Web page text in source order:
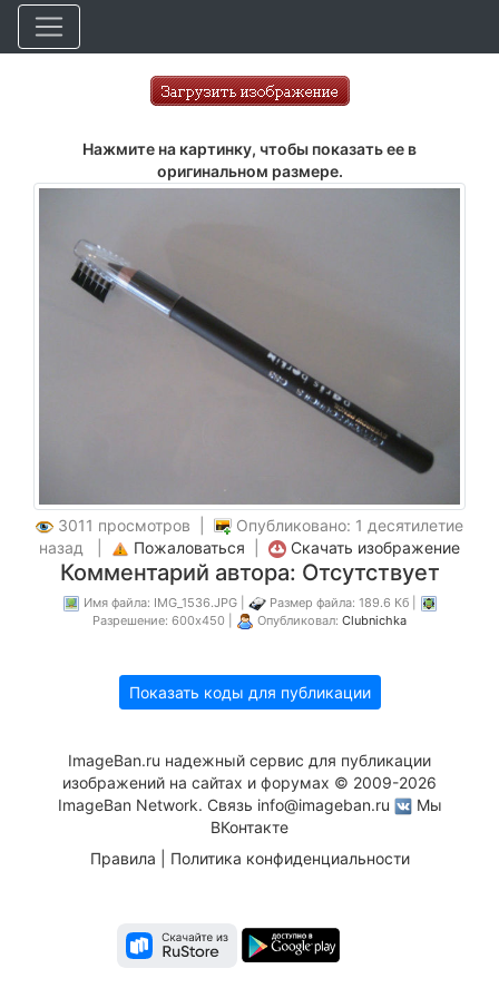
Нажмите на картинку, чтобы показать ее в
оригинальном размере.
3011 просмотров |
Опубликовано: 1 десятилетие
назад |
Пожаловаться Скачать изображение
Комментарий автора: Отсутствует
Имя файла: IMG_1536.JPG |
Размер файла: 189.6 Кб |
Разрешение: 600x450 |
Опубликовал: Clubnichka
Показать коды для публикации
ImageBan.ru надежный сервис для публикации
изображений на сайтах и форумах © 2009-2026
ImageBan Network. Связь info@imageban.ru
Мы
ВКонтакте
Правила
Политика конфиденциальности